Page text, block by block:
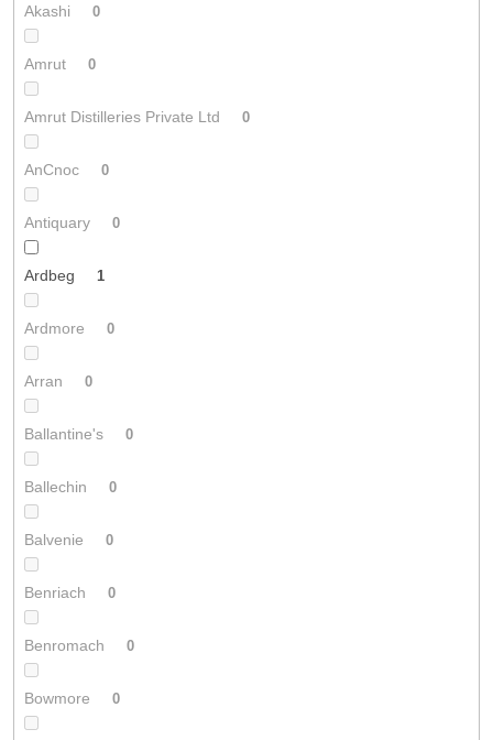
Akashi 0
Amrut 0
Amrut Distilleries Private Ltd 0
AnCnoc 0
Antiquary 0
Ardbeg 1
Ardmore 0
Arran 0
Ballantine's 0
Ballechin 0
Balvenie 0
Benriach 0
Benromach 0
Bowmore 0